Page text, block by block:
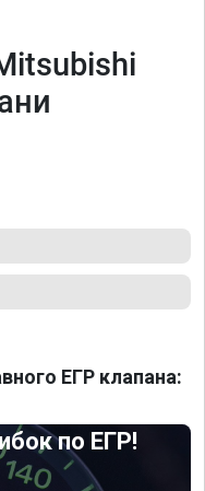
ЕГР клапана:
по ЕГР!